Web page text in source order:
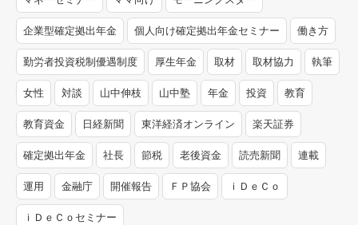
企業型確定拠出年金 個人向け確定拠出年金セミナー 働き方
勤労者投資税制優遇制度 厚生年金 取材 取材協力 執筆
女性 対談 山中伸枝 山中塾 年金 投資 教育
教育資金 日経新聞 東洋経済オンライン 楽天証券
確定拠出年金 社長 節税 老後資金 読売新聞 連載
運用 金融庁 開催報告 ＦＰ協会 ｉＤｅＣｏ
ｉＤｅＣｏセミナー